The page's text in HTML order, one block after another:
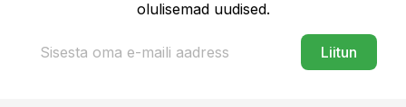
olulisemad uudised.
Liitun